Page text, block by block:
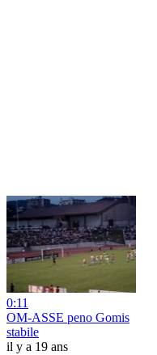
0:11
OM-ASSE peno Gomis
stabile
il y a 19 ans